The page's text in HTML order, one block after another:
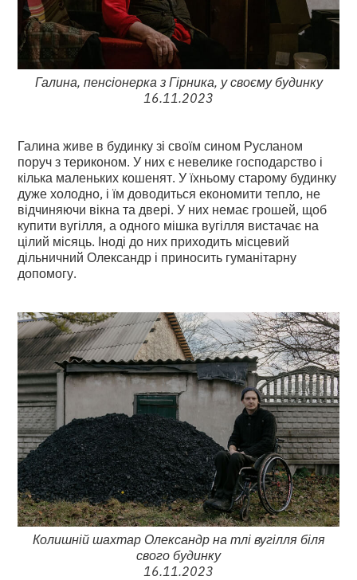
Галина, пенсіонерка з Гірника, у своєму будинку
16.11.2023
Галина живе в будинку зі своїм сином Русланом
поруч з териконом. У них є невелике господарство і
кілька маленьких кошенят. У їхньому старому будинку
дуже холодно, і їм доводиться економити тепло, не
відчиняючи вікна та двері. У них немає грошей, щоб
купити вугілля, а одного мішка вугілля вистачає на
цілий місяць. Іноді до них приходить місцевий
дільничний Олександр і приносить гуманітарну
допомогу.
Колишній шахтар Олександр на тлі вугілля біля
свого будинку
16.11.2023